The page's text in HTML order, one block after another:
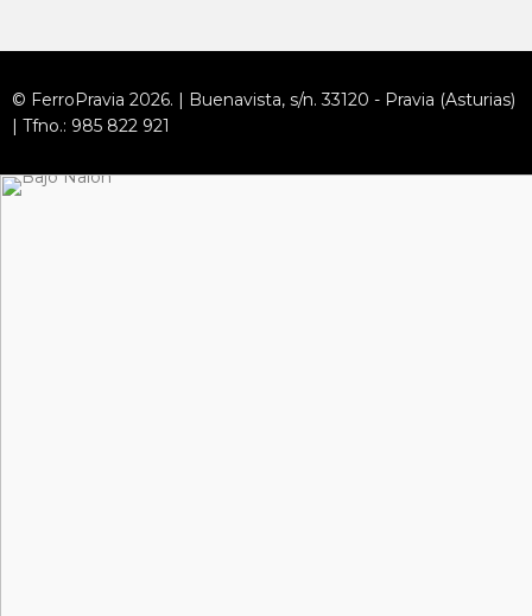
© FerroPravia 2026. | Buenavista, s/n. 33120 - Pravia (Asturias)
| Tfno.: 985 822 921